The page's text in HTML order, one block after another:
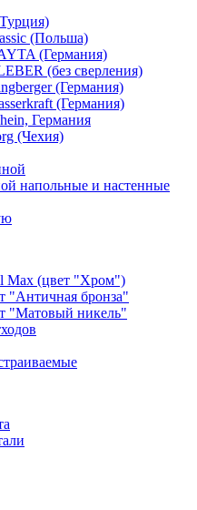
(Польша)
(Германия)
(без сверления)
(Германия)
(Германия)
Германия
(Чехия)
напольные и настенные
Max (цвет "Хром")
"Античная бронза"
"Матовый никель"